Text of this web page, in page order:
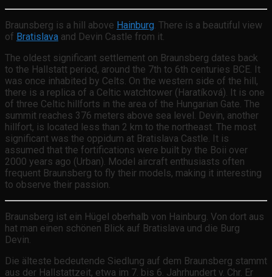
Braunsberg is a hill above Hainburg. There is a beautiful view
of Bratislava and Devin Castle from it.
The oldest significant settlement on Braunsberg dates back
to the Hallstatt period, around the 7th to 6th centuries BCE. It
was once inhabited by Celts. On the western side of the hill,
there is a replica of a Celtic watchtower (Haratíková). It is one
of three Celtic hillforts in the area of the Hungarian Gate. The
summit reaches 376 meters above sea level. Devin, another
hillfort, is located less than 2 km to the northeast. The most
significant was the oppidum at Bratislava Castle. It is
assumed that the fortifications were built by the Boii over
2000 years ago (Urban). Model aircraft enthusiasts often
frequent Braunsberg to fly their models, making it interesting
to observe their passion.
Braunsberg ist ein Hügel oberhalb von Hainburg. Von dort aus
hat man einen schönen Blick auf Bratislava und die Burg
Devin.
Die älteste bedeutende Siedlung auf dem Braunsberg stammt
aus der Hallstattzeit, etwa im 7. bis 6. Jahrhundert v. Chr. Er